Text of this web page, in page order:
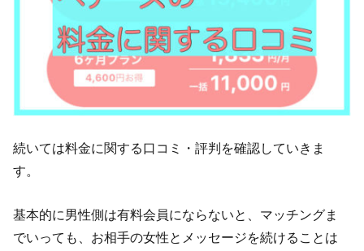
続いては料金に関する口コミ・評判を確認していきま
す。
基本的に男性側は有料会員にならないと、マッチングま
でいっても、お相手の女性とメッセージを続けることは